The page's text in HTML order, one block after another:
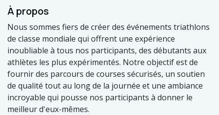
À propos
Nous sommes fiers de créer des événements triathlons
de classe mondiale qui offrent une expérience
inoubliable à tous nos participants, des débutants aux
athlètes les plus expérimentés. Notre objectif est de
fournir des parcours de courses sécurisés, un soutien
de qualité tout au long de la journée et une ambiance
incroyable qui pousse nos participants à donner le
meilleur d'eux-mêmes.